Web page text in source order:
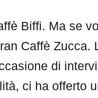
Biffi. Ma se
Caffè Zucca.
di
ci ha offerto